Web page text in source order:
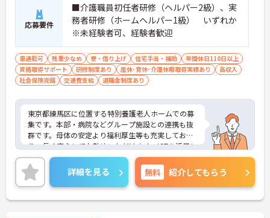
応募要件
■介護職員初任者研修（ヘルパー2級）、実
務者研修（ホームヘルパー1級） いずれか
※未経験者可、経験者歓迎
車通勤可 残業少なめ 寮・借り上げ 住宅手当・補助
年間休日110日以上
資格取得サポート
研修制度あり 産休･育休･介護休暇取得実績あり
高収入
社会保険完備
交通費支給 退職金制度あり
東京都練馬区に位置する特別養護老人ホームでの募
集です。本部・病院などグループ施設との連携も抜
群です。母体の安定より福利厚生等も充実してお
り、長く安心してお勤めいただけます。ICTを活用し
た職員の負担軽減や、最先端の調理システムを導入
しており、働きやすい環境が整っています。
ご興味のある方には、面接対策ポイントなど、さら
に詳細をお話しいたしますので、お気軽にご相談く
ださい。
詳細を見る 無料 紹介してもらう